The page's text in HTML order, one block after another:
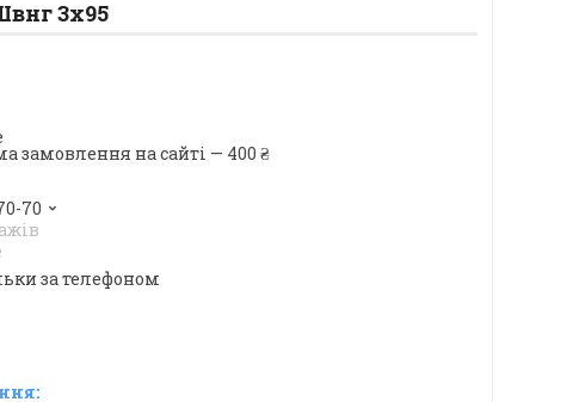
3х95
замовлення на сайті — 400 ₴
70
за телефоном